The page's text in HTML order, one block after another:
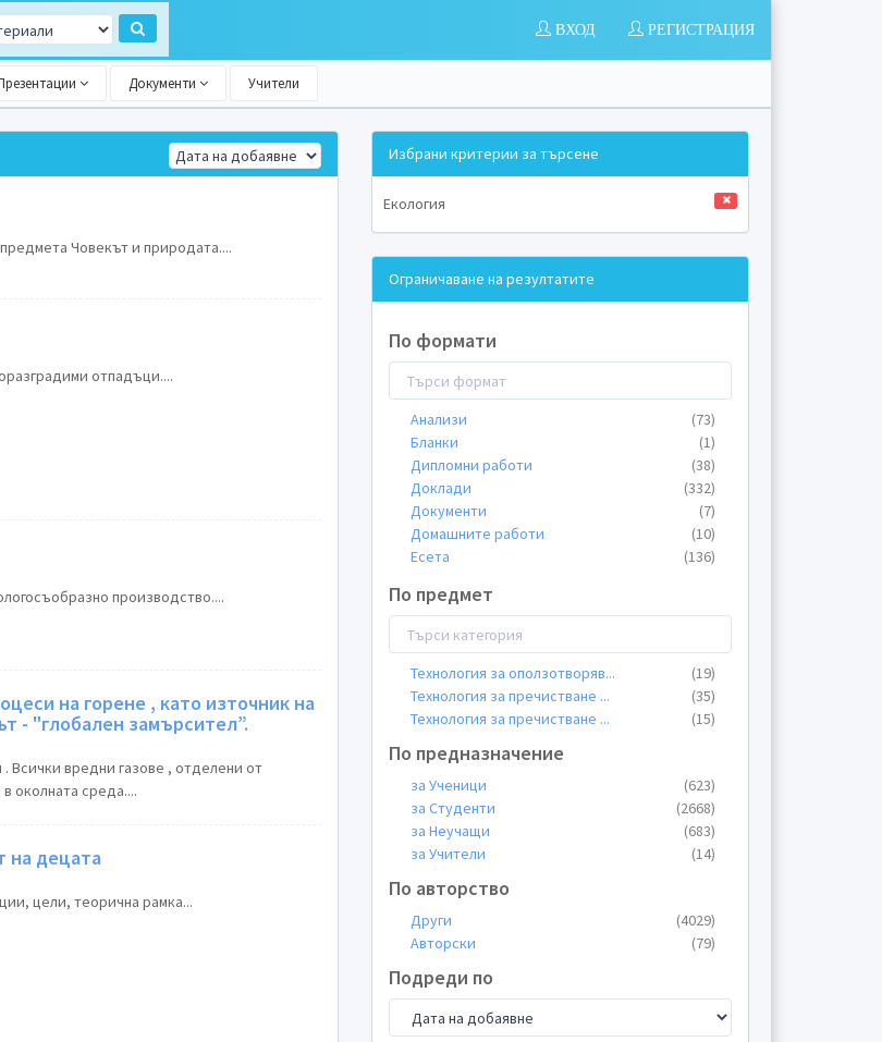
РЕГИСТРАЦИЯ
ВХОД
Документи Учители
Човекът и природата....
отпадъци....
производство....
Транспортът - "глобален замърсител”.
Всички вредни газове , отделени от
околната среда....
на децата
цели, теорична рамка...
Избрани критерии за търсене
Екология
Ограничаване на резултатите
По формати
Анализи
(73)
Бланки
(1)
Дипломни работи
(38)
Доклади
(332)
Документи
(7)
Домашните работи
(10)
Есета
(136)
Казуси
Курсови работи
(490)
Лекции
(526)
Общи материали
(119)
Пищови
(66)
Презентации
Проекти
(73)
Протоколи
(50)
Разпределения
(2)
Реферати
(636)
Теми
Тестове
(11)
Упражнения
(14)
Учебници
По предмет
Технология за оползотворяв...
(19)
Технология за пречистване ...
(35)
Технология за пречистване ... (15)
По предназначение
за Ученици
(623)
за Студенти
(2668)
за Неучащи
(683)
за Учители
(14)
По авторство
Други
(4029)
Авторски
(79)
Подреди по